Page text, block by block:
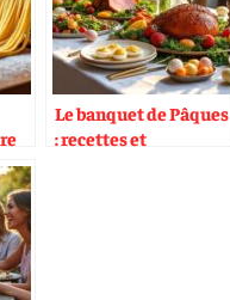
Le banquet de Pâques
: recettes et